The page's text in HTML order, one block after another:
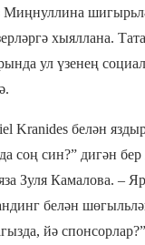
хыяллана.
ул үзенең
Kranides белән
соң син?” дигән
Зуля Камалова. –
белән
йә спонсорлар?”